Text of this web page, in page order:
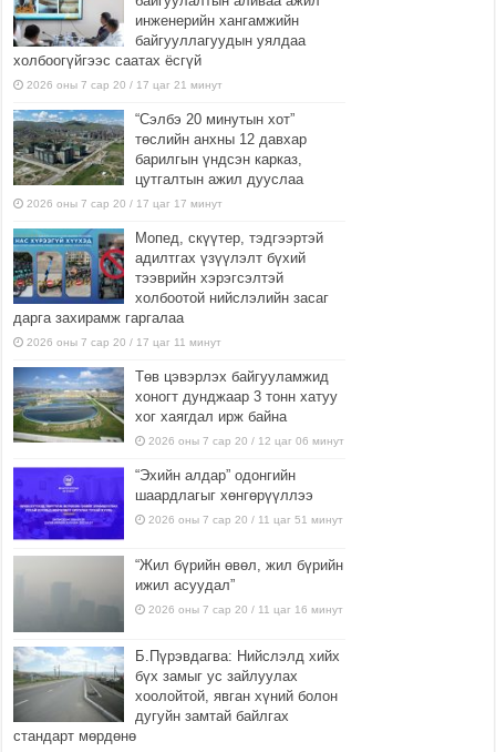
инженерийн хангамжийн
байгууллагуудын уялдаа
холбоогүйгээс саатах ёсгүй
2026 оны 7 сар 20 / 17 цаг 21 минут
“Сэлбэ 20 минутын хот”
төслийн анхны 12 давхар
барилгын үндсэн карказ,
цутгалтын ажил дууслаа
2026 оны 7 сар 20 / 17 цаг 17 минут
Мопед, скүүтер, тэдгээртэй
адилтгах үзүүлэлт бүхий
тээврийн хэрэгсэлтэй
холбоотой нийслэлийн засаг
дарга захирамж гаргалаа
2026 оны 7 сар 20 / 17 цаг 11 минут
Төв цэвэрлэх байгууламжид
хоногт дунджаар 3 тонн хатуу
хог хаягдал ирж байна
2026 оны 7 сар 20 / 12 цаг 06 минут
“Эхийн алдар” одонгийн
шаардлагыг хөнгөрүүллээ
2026 оны 7 сар 20 / 11 цаг 51 минут
“Жил бүрийн өвөл, жил бүрийн
ижил асуудал”
2026 оны 7 сар 20 / 11 цаг 16 минут
Б.Пүрэвдагва: Нийслэлд хийх
бүх замыг ус зайлуулах
хоолойтой, явган хүний болон
дугуйн замтай байлгах
стандарт мөрдөнө